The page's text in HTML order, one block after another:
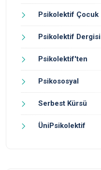
Psikolektif Çocuk
Psikolektif Dergisi
Psikolektif'ten
Psikososyal
Serbest Kürsü
ÜniPsikolektif